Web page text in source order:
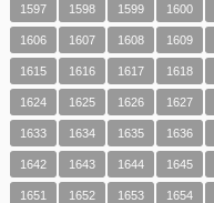
1597 1598 1599 1600
1606 1607 1608 1609
1615 1616 1617 1618
1624 1625 1626 1627
1633 1634 1635 1636
1642 1643 1644 1645
1651 1652 1653 1654